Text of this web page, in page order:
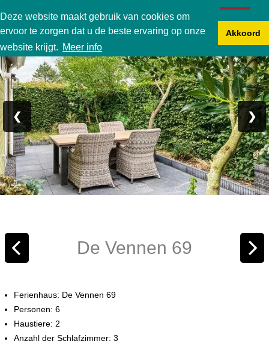
Deze website maakt gebruik van cookies om
ervoor te zorgen dat u de beste ervaring op onze
website krijgt. Meer info
Akkoord
Karperbungalow
Foto 1/22
❮ ❯
De Vennen 69
Ferienhaus: De Vennen 69
Personen: 6
Haustiere: 2
Anzahl der Schlafzimmer: 3